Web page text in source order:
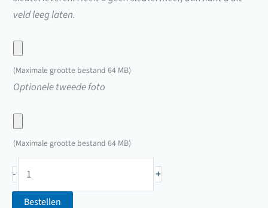
veld leeg laten.
hier
een
van
uw
sleutel
(Maximale grootte bestand 64 MB)
Upload
foto
van
uw
sleutel
Optionele tweede foto
(Maximale grootte bestand 64 MB)
-
brievenbussleutel
(1F210X
+
Bestellen